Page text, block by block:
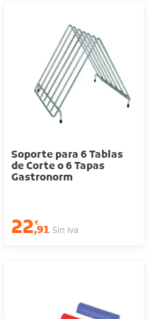
Soporte para 6 Tablas
de Corte o 6 Tapas
Gastronorm
22€
,91 Sin iva